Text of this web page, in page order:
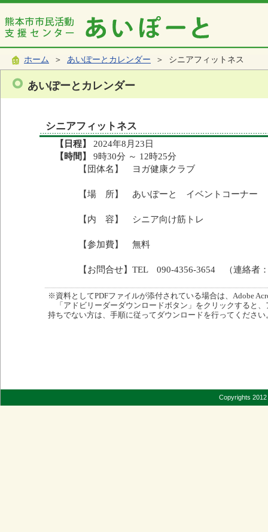
ホーム ＞ あいぽーとカレンダー ＞ シニアフィットネス
あいぽーとカレンダー
シニアフィットネス
【日程】
2024年8月23日
【時間】
9時30分 ～ 12時25分
【団体名】 ヨガ健康クラブ
【場 所】 あいぽーと イベントコーナー
【内 容】 シニア向け筋トレ
【参加費】 無料
【お問合せ】TEL 090-4356-3654 （連絡者
※資料としてPDFファイルが添付されている場合は、Adobe
「アドビリーダーダウンロードボタン」をクリックすると
持ちでない方は、手順に従ってダウンロードを行ってください
Copyrights